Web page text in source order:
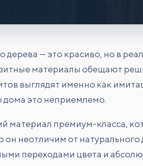
дерева — это красиво, но в
материалы обещают
выглядят именно как
дома это неприемлемо.
материал премиум-класса,
он неотличим от
переходами цвета и